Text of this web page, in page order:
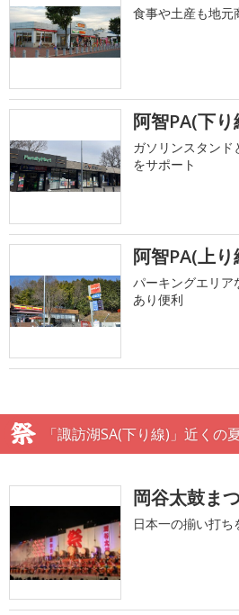
食事や土産も地元
阿智PA(下り
ガソリンスタンド
をサポート
阿智PA(上り
パーキングエリア
あり便利
「諏訪湖SA(下り線)」近くの
岡谷太鼓ま
日本一の揃い打ち